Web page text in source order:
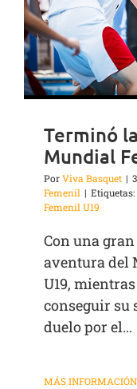
Terminó
Mundial
PorViva Basquet |
Femenil | Etiquetas:
Femenil U19
Con una
aventura del
U19,
conseguir su
duelo por el...
MÁS INFORMACIÓN